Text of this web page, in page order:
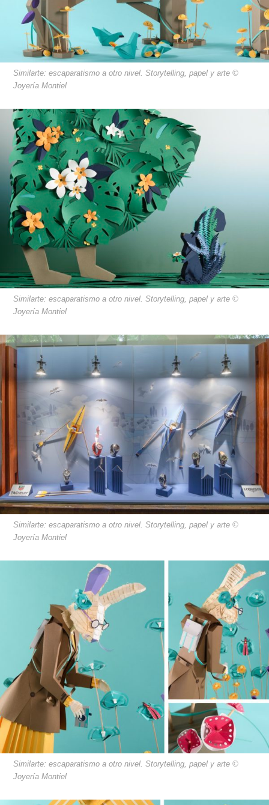
Similarte: escaparatismo a otro nivel. Storytelling, papel y arte ©
Joyería Montiel
Similarte: escaparatismo a otro nivel. Storytelling, papel y arte ©
Joyería Montiel
Similarte: escaparatismo a otro nivel. Storytelling, papel y arte ©
Joyería Montiel
Similarte: escaparatismo a otro nivel. Storytelling, papel y arte ©
Joyería Montiel